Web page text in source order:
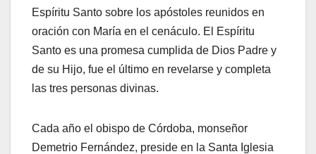
Espíritu Santo sobre los apóstoles reunidos en
oración con María en el cenáculo. El Espíritu
Santo es una promesa cumplida de Dios Padre y
de su Hijo, fue el último en revelarse y completa
las tres personas divinas.
Cada año el obispo de Córdoba, monseñor
Demetrio Fernández, preside en la Santa Iglesia